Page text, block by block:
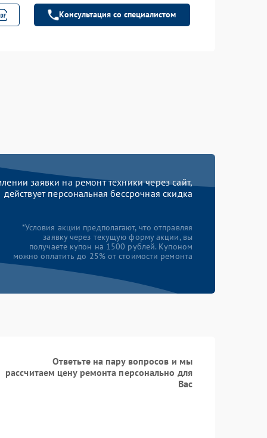
Консультация со специалистом
заявки на ремонт техники через сайт,
действует персональная бессрочная скидка
*Условия акции предполагают, что отправляя
заявку через текущую форму акции, вы
получаете купон на 1500 рублей. Купоном
можно оплатить до 25% от стоимости ремонта
Ответьте на пару вопросов и мы
рассчитаем цену ремонта персонально для
Вас